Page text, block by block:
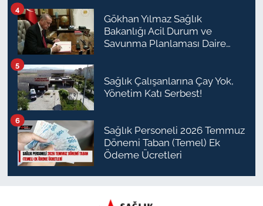
Gökhan Yılmaz Sağlık
Bakanlığı Acil Durum ve
Savunma Planlaması Daire
4
Sağlık Çalışanlarına Çay Yok,
Yönetim Katı Serbest!
5
Sağlık Personeli 2026 Temmuz
Dönemi Taban (Temel) Ek
Ödeme Ücretleri
6